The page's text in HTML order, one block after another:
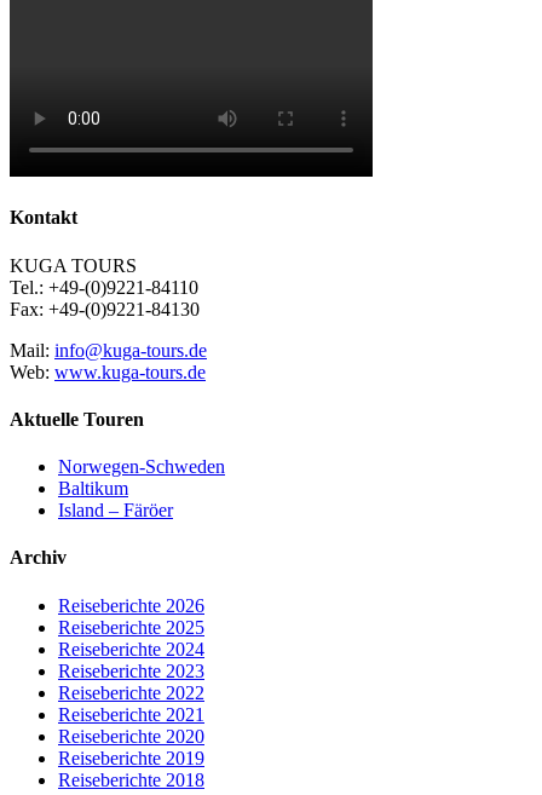
Kontakt
KUGA TOURS
Tel.: +49-(0)9221-84110
Fax: +49-(0)9221-84130
Mail: info@kuga-tours.de
Web: www.kuga-tours.de
Aktuelle Touren
Norwegen-Schweden
Baltikum
Island – Färöer
Archiv
Reiseberichte 2026
Reiseberichte 2025
Reiseberichte 2024
Reiseberichte 2023
Reiseberichte 2022
Reiseberichte 2021
Reiseberichte 2020
Reiseberichte 2019
Reiseberichte 2018